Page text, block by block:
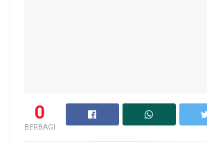
0
BERBAGI